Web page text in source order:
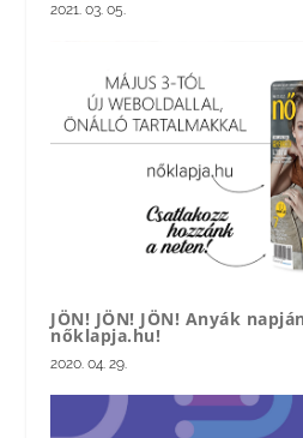
2021. 03. 05.
JÖN! JÖN! JÖN! Anyák
nőklapja.hu!
2020. 04. 29.